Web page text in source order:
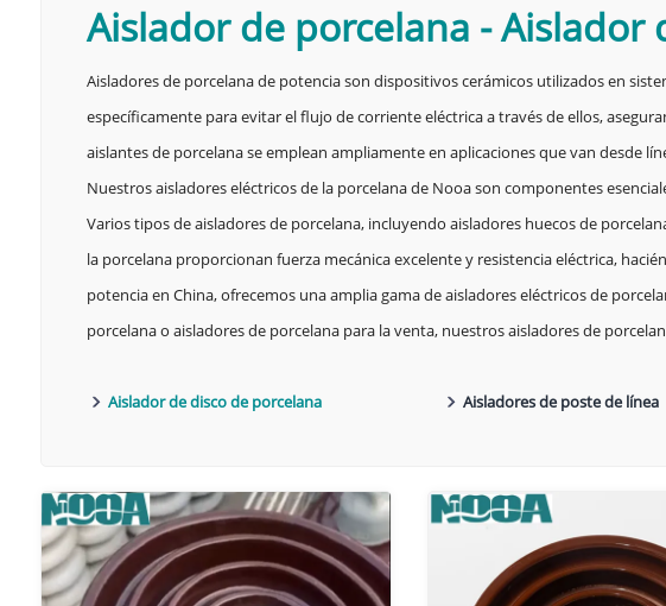
Aislador de porcelana -Aislador
Aisladores de porcelana de potencia son dispositivos cerámicos utilizados en
específicamente para evitar el flujo de corriente eléctrica a través de ellos,
aislantes de porcelana se emplean ampliamente en aplicaciones que van desde
Nuestros aisladores eléctricos de la porcelana de Nooa son componentes
Varios tipos de aisladores de porcelana, incluyendo aisladores huecos de
la porcelana proporcionan fuerza mecánica excelente y resistencia eléctrica,
potencia en China, ofrecemos una amplia gama de aisladores eléctricos de
porcelana o aisladores de porcelana para la venta, nuestros aisladores de
Aislador de disco de porcelana Aisladores de poste de línea